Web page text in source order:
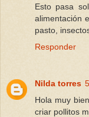
Esto pasa
alimentación
pasto,
Responder
Nilda torres
Hola muy
criar pollitos